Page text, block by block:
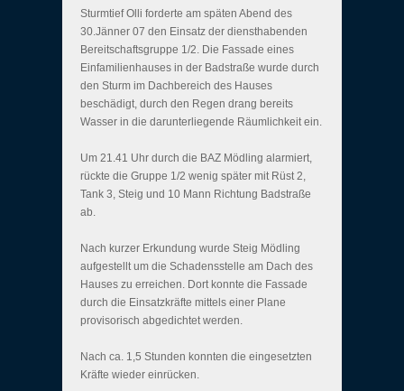
Sturmtief Olli forderte am späten Abend des
30.Jänner 07 den Einsatz der diensthabenden
Bereitschaftsgruppe 1/2. Die Fassade eines
Einfamilienhauses in der Badstraße wurde durch
den Sturm im Dachbereich des Hauses
beschädigt, durch den Regen drang bereits
Wasser in die darunterliegende Räumlichkeit ein.
Um 21.41 Uhr durch die BAZ Mödling alarmiert,
rückte die Gruppe 1/2 wenig später mit Rüst 2,
Tank 3, Steig und 10 Mann Richtung Badstraße
ab.
Nach kurzer Erkundung wurde Steig Mödling
aufgestellt um die Schadensstelle am Dach des
Hauses zu erreichen. Dort konnte die Fassade
durch die Einsatzkräfte mittels einer Plane
provisorisch abgedichtet werden.
Nach ca. 1,5 Stunden konnten die eingesetzten
Kräfte wieder einrücken.